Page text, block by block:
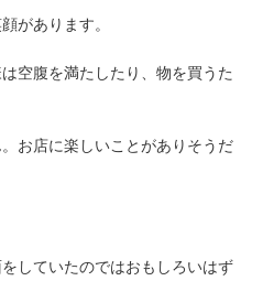
があります。
空腹を満たしたり、物を買うた
お店に楽しいことがありそうだ
していたのではおもしろいはず